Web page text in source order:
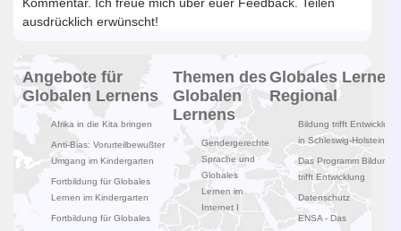
ausdrücklich erwünscht!
Angebote für
Globalen Lernens
Afrika in die Kita bringen
Anti-Bias: Vorurteilbewußter
Umgang im Kindergarten
Fortbildung für Globales
Lernen im Kindergarten
Fortbildung für Globales
Themen des
Globalen
Lernens
Gendergerechte
Sprache und
Globales
Lernen im
Internet I
Globales Lernen
Regional
Bildung trifft Entwicklung
in Schleswig-Holstein
Das Programm Bildung
trifft Entwicklung
Datenschutz
ENSA - Das